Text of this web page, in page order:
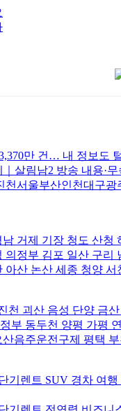
만 건… 내 정보도
살림남2 방송 내용·무
서울부산인천대구
거제 기장 청도 산
정부 김포 일산 구
산 논산 세종 청양
괴산 음성 단양 금
부 동두천 양평 가평
음주운전구제 평택
기렌트 SUV 경차 여